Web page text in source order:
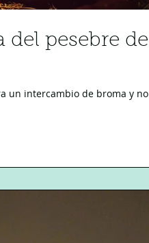
del pesebre de
un intercambio de broma y no